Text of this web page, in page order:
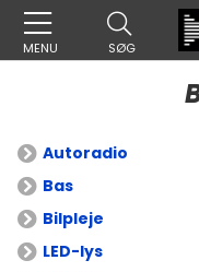
MENU SØG
Autoradio
Bas
Bilpleje
LED-lys